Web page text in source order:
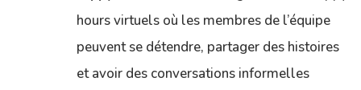
hours virtuels où les membres de l’équipe
peuvent se détendre, partager des histoires
et avoir des conversations informelles